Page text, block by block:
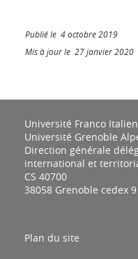
Publié le 4 octobre 2019
Mis à jour le 27 janvier 2020
Université Franco
Université Grenoble
Direction générale
international et
CS 40700
38058 Grenoble cedex 9
Plan du site